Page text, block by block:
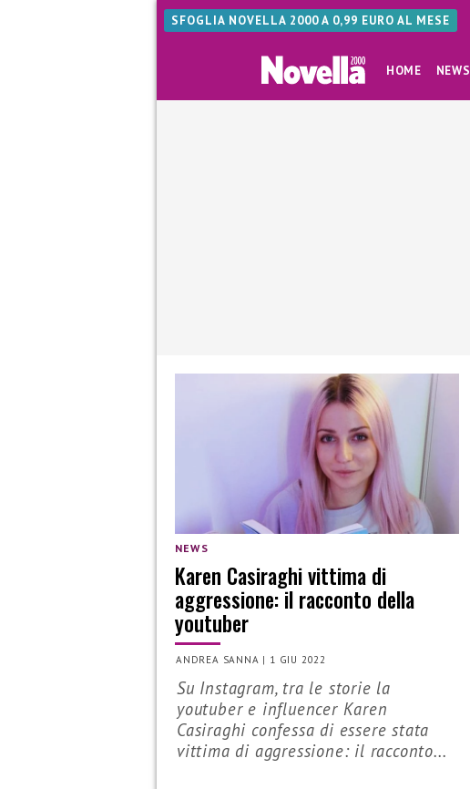
SFOGLIA NOVELLA 2000 A 0,99 EURO AL MESE
HOME NEWS
NEWS
Karen Casiraghi vittima di
aggressione: il racconto della
youtuber
ANDREA SANNA | 1 GIU 2022
Su Instagram, tra le storie la
youtuber e influencer Karen
Casiraghi confessa di essere stata
vittima di aggressione: il racconto...